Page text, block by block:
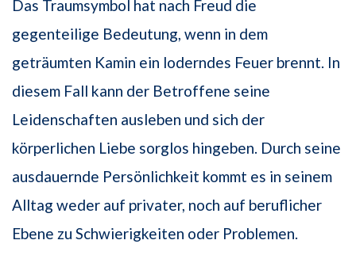
Das Traumsymbol hat nach Freud die
gegenteilige Bedeutung, wenn in dem
geträumten Kamin ein loderndes Feuer brennt. In
diesem Fall kann der Betroffene seine
Leidenschaften ausleben und sich der
körperlichen Liebe sorglos hingeben. Durch seine
ausdauernde Persönlichkeit kommt es in seinem
Alltag weder auf privater, noch auf beruflicher
Ebene zu Schwierigkeiten oder Problemen.